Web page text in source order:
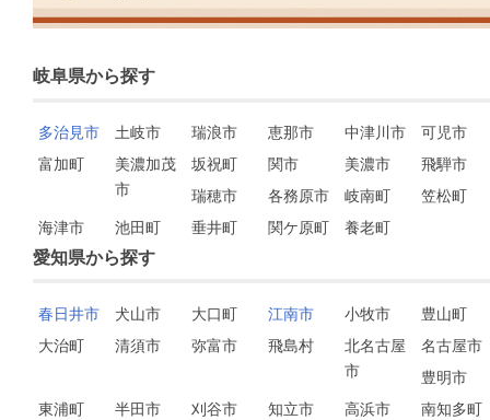
岐阜県から探す
多治見市 土岐市 瑞浪市 恵那市 中津川市
可児市
富加町
美濃加茂
市
坂祝町 関市 美濃市
飛騨市
瑞穂市
各務原市 岐南町
笠松町
海津市
池田町 垂井町 関ケ原町 養老町
愛知県から探す
春日井市 犬山市 大口町 江南市 小牧市
豊山町
大治町
清須市 弥富市 飛島村
北名古屋
市
名古屋市
豊明市
東浦町
半田市 刈谷市 知立市 高浜市
南知多町